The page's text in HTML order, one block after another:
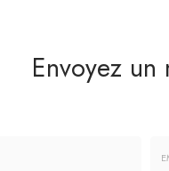
Envoyez un